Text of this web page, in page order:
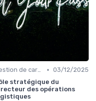
Gestion de carrière • 03/12/2025
stratégique du
des opérations